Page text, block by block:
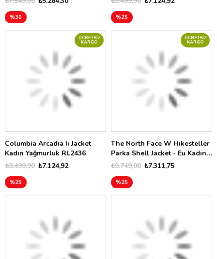
%30 %25
Columbia Arcadıa Iı Jacket
Kadın Yağmurluk RL2436
₺7.124,92
₺9.499,90
%25
ÜCRETSIZ
KARGO
The North Face W Hıkesteller
Parka Shell Jacket - Eu Kadın
Yağmurluk NF0A3BVIQLI1
₺7.311,75
₺9.749,00
%25
ÜCRETSIZ
KARGO